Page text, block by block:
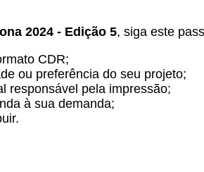
2024 - Edição 5, siga este
CDR;
ou preferência do seu projeto;
responsável pela impressão;
à sua demanda;